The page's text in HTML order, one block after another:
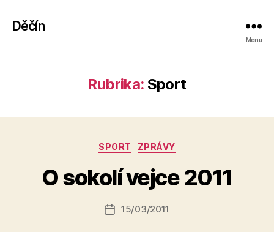
Děčín
Menu
Rubrika: Sport
Rubriky
SPORT ZPRÁVY
O sokolí vejce 2011
Autor
příspěvku
A
t
o
k
Datum
15/03/2011